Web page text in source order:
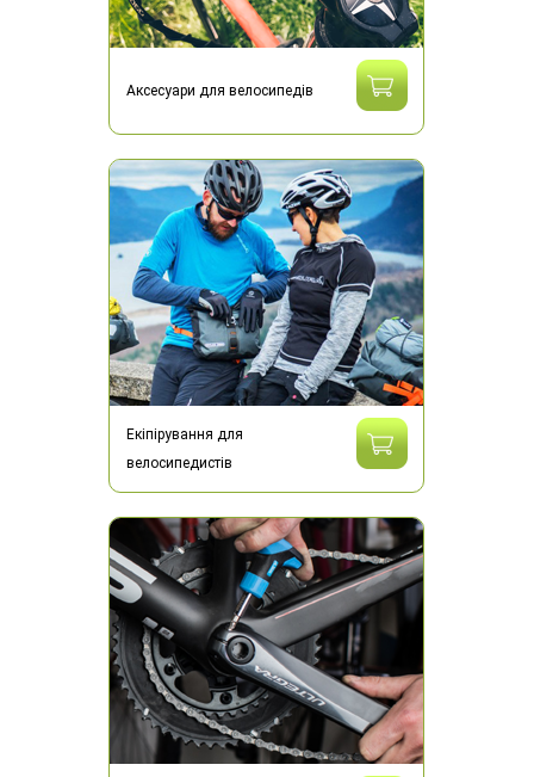
Аксесуари для велосипедів
Екіпірування для
велосипедистів